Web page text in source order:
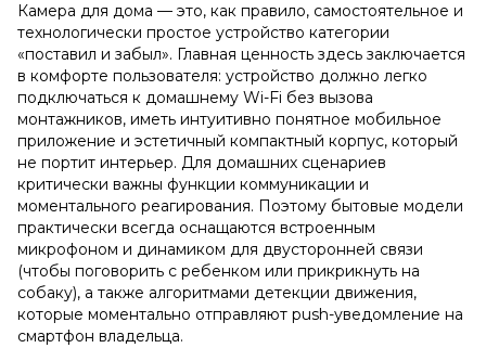
Камера для дома — это, как правило, самостоятельное и
технологически простое устройство категории
«поставил и забыл». Главная ценность здесь заключается
в комфорте пользователя: устройство должно легко
подключаться к домашнему Wi-Fi без вызова
монтажников, иметь интуитивно понятное мобильное
приложение и эстетичный компактный корпус, который
не портит интерьер. Для домашних сценариев
критически важны функции коммуникации и
моментального реагирования. Поэтому бытовые модели
практически всегда оснащаются встроенным
микрофоном и динамиком для двусторонней связи
(чтобы поговорить с ребенком или прикрикнуть на
собаку), а также алгоритмами детекции движения,
которые моментально отправляют push-уведомление на
смартфон владельца.